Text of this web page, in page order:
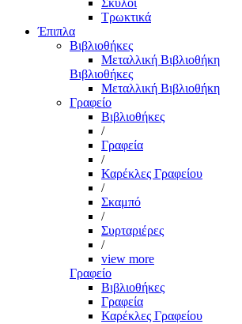
Σκύλοι
Τρωκτικά
Έπιπλα
Βιβλιοθήκες
Μεταλλική Βιβλιοθήκη
Βιβλιοθήκες
Μεταλλική Βιβλιοθήκη
Γραφείο
Βιβλιοθήκες
/
Γραφεία
/
Καρέκλες Γραφείου
/
Σκαμπό
/
Συρταριέρες
/
view more
Γραφείο
Βιβλιοθήκες
Γραφεία
Καρέκλες Γραφείου